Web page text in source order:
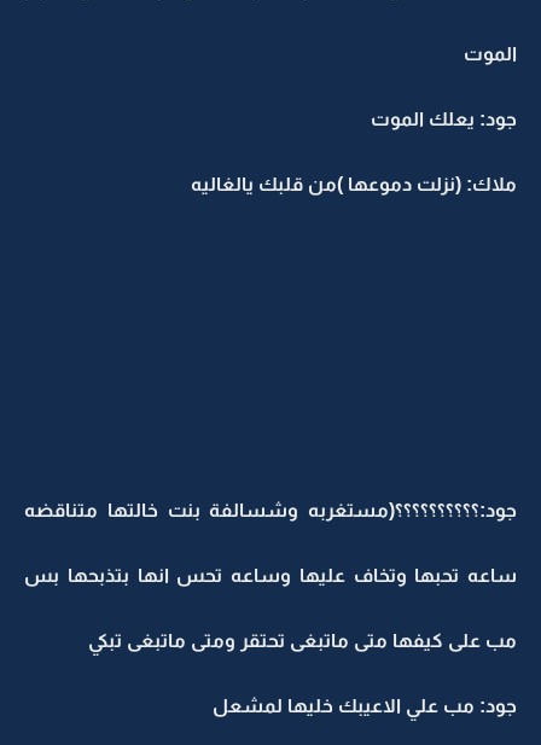
الموت
جود: يعلك الموت
ملاك: (نزلت دموعها )من قلبك يالغاليه
جود:؟؟؟؟؟؟؟؟؟؟(مستغربه وشسالفة بنت خالتها متناقضه
ساعه تحبها وتخاف عليها وساعه تحس انها بتذبحها بس
مب على كيفها متى ماتبغى تحتقر ومتى ماتبغى تبكي
جود: مب علي الاعيبك خليها لمشعل